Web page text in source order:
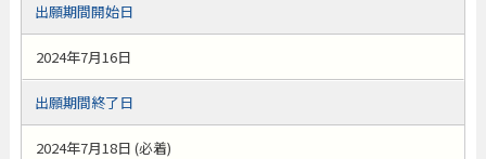
出願期間開始日
2024年7月16日
出願期間終了日
2024年7月18日 (必着)